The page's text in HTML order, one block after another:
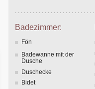
Badezimmer:
Fön
Badewanne mit der
Dusche
Duschecke
Bidet